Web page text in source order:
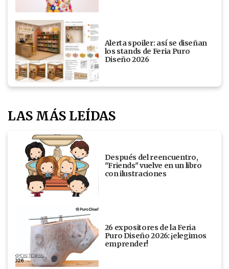
Alerta spoiler: así se diseñan
los stands de Feria Puro
Diseño 2026
LAS MÁS LEÍDAS
Después del reencuentro,
"Friends" vuelve en un libro
con ilustraciones
26 expositores de la Feria
Puro Diseño 2026: ¡elegimos
emprender!